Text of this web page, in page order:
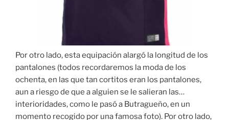
Por otro lado, esta equipación alargó la longitud de los
pantalones (todos recordaremos la moda de los
ochenta, en las que tan cortitos eran los pantalones,
aun a riesgo de que a alguien se le salieran las…
interioridades, como le pasó a Butragueño, en un
momento recogido por una famosa foto). Por otro lado,